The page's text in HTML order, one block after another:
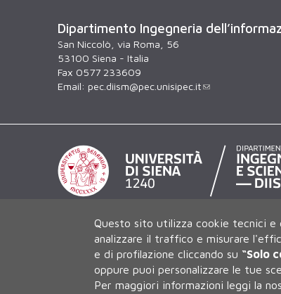
Dipartimento Ingegneria
San Niccolò, via Roma, 56
53100 Siena - Italia
Fax 0577 233609
Email: pec.diism@pec.unisipec.it
Questo sito utilizza cookie tecnici e
analizzare il traffico e misurare
e di profilazione cliccando su “Solo
oppure puoi personalizzare le tue
Per maggiori informazioni leggi la